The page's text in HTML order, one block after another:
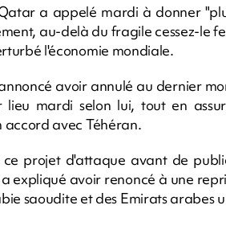
a appelé mardi à donner
au-delà du fragile cessez-le
l'économie mondiale.
avoir annulé au dernier
mardi selon lui, tout en
accord avec Téhéran.
projet d'attaque avant de
expliqué avoir renoncé à une
saoudite et des Emirats arabes